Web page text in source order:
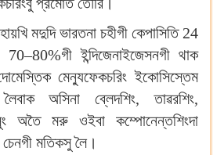
প্রমোত তৌরি।
মদুদি ভারতনা চহীগী কেপাসিতি 24
ইন্দিজেনাইজেসনগী থাক
মেন্যুফেকচরিং ইকোসিস্তেম
অসিনা ব্লেদশিং, তাৱরশিং,
অতৈ মরু ওইবা কম্পোনেন্তশিংদা
মতিকসু লৈ।